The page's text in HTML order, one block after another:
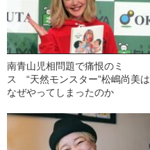
南青山児相問題で痛恨のミ
ス “天然モンスター”松嶋尚美は
なぜやってしまったのか